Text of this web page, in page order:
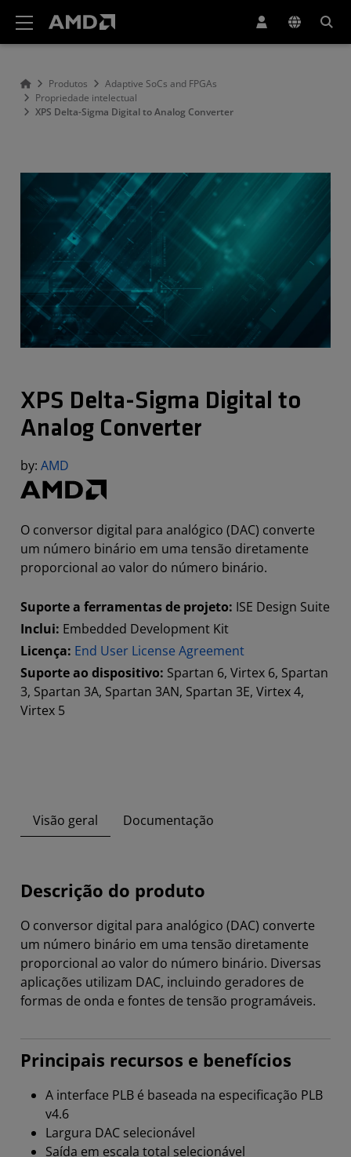
Produtos
Adaptive SoCs and FPGAs
Propriedade intelectual
XPS Delta-Sigma Digital to Analog Converter
XPS Delta-Sigma Digital to
Analog Converter
by: AMD
O conversor digital para analógico (DAC) converte
um número binário em uma tensão diretamente
proporcional ao valor do número binário.
Suporte a ferramentas de projeto: ISE Design Suite
Inclui: Embedded Development Kit
Licença: End User License Agreement
Suporte ao dispositivo: Spartan 6, Virtex 6, Spartan
3, Spartan 3A, Spartan 3AN, Spartan 3E, Virtex 4,
Virtex 5
Visão geral Documentação
Descrição do produto
O conversor digital para analógico (DAC) converte
um número binário em uma tensão diretamente
proporcional ao valor do número binário. Diversas
aplicações utilizam DAC, incluindo geradores de
formas de onda e fontes de tensão programáveis.
Principais recursos e benefícios
A interface PLB é baseada na especificação PLB
v4.6
Largura DAC selecionável
Saída em escala total selecionável